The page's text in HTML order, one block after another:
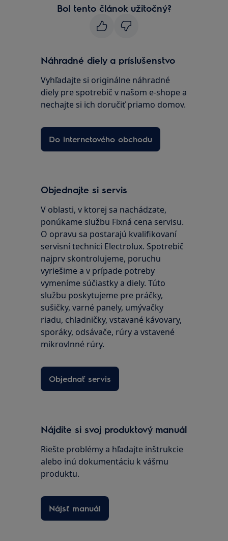
Bol tento článok užitočný?
Náhradné diely a príslušenstvo
Vyhľadajte si originálne náhradné
diely pre spotrebič v našom e-shope a
nechajte si ich doručiť priamo domov.
Do internetového obchodu
Objednajte si servis
V oblasti, v ktorej sa nachádzate,
ponúkame službu Fixná cena servisu.
O opravu sa postarajú kvalifikovaní
servisní technici Electrolux. Spotrebič
najprv skontrolujeme, poruchu
vyriešime a v prípade potreby
vymeníme súčiastky a diely. Túto
službu poskytujeme pre práčky,
sušičky, varné panely, umývačky
riadu, chladničky, vstavané kávovary,
sporáky, odsávače, rúry a vstavené
mikrovlnné rúry.
Objednať servis
Nájdite si svoj produktový manuál
Riešte problémy a hľadajte inštrukcie
alebo inú dokumentáciu k vášmu
produktu.
Nájsť manuál